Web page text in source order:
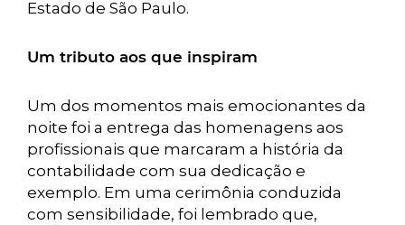
Estado de São Paulo.
Um tributo aos que inspiram
Um dos momentos mais emocionantes da
noite foi a entrega das homenagens aos
profissionais que marcaram a história da
contabilidade com sua dedicação e
exemplo. Em uma cerimônia conduzida
com sensibilidade, foi lembrado que,